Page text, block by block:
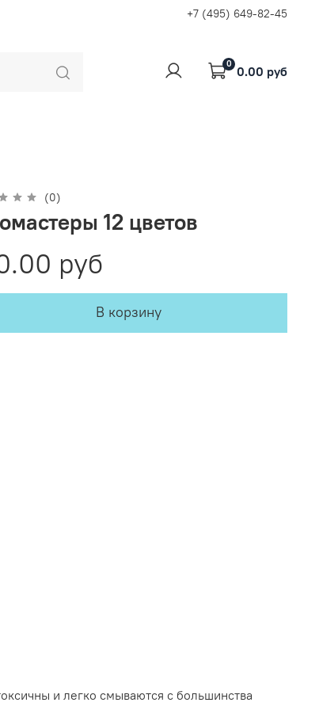
+7 (495) 649-82-45
0 0.00 руб
(0)
12 цветов
руб
В корзину
и легко смываются с большинства